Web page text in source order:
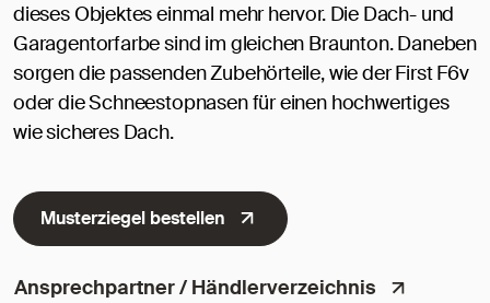
dieses Objektes einmal mehr hervor. Die Dach- und
Garagentorfarbe sind im gleichen Braunton. Daneben
sorgen die passenden Zubehörteile, wie der First F6v
oder die Schneestopnasen für einen hochwertiges
wie sicheres Dach.
Musterziegel bestellen
Ansprechpartner / Händlerverzeichnis